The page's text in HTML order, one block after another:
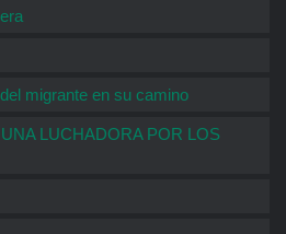
migrante en su camino
LUCHADORA POR LOS